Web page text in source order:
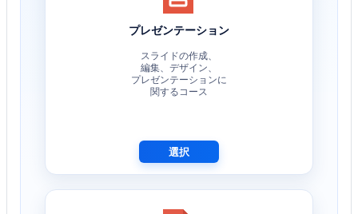
プレゼンテーション
スライドの作成、
編集、デザイン、
プレゼンテーションに
関するコース
選択